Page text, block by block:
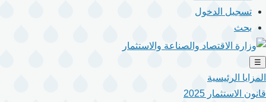
تسجيل الدخول
بحث
☰
المزايا الرئيسية
قانون الاستثمار 2025